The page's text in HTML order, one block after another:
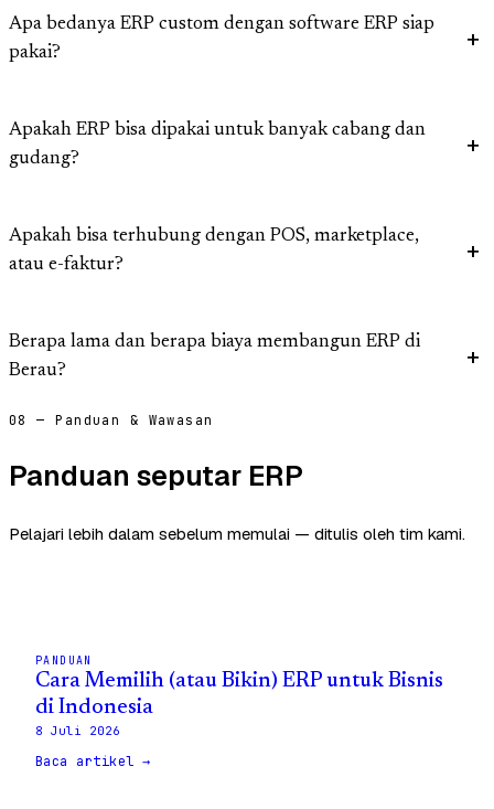
Apa bedanya ERP custom dengan software ERP siap
pakai?
Apakah ERP bisa dipakai untuk banyak cabang dan
gudang?
Apakah bisa terhubung dengan POS, marketplace,
atau e-faktur?
Berapa lama dan berapa biaya membangun ERP di
Berau?
08 — Panduan & Wawasan
Panduan seputar ERP
Pelajari lebih dalam sebelum memulai — ditulis oleh tim kami.
PANDUAN
Cara Memilih (atau Bikin) ERP untuk Bisnis
di Indonesia
8 Juli 2026
Baca artikel →